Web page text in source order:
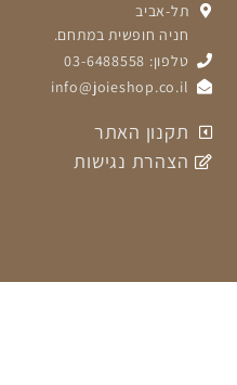
תל-אביב
חניה חופשית במתחם.
טלפון: 03-6488558
info@joieshop.co.il
תקנון האתר
הצהרת נגישות